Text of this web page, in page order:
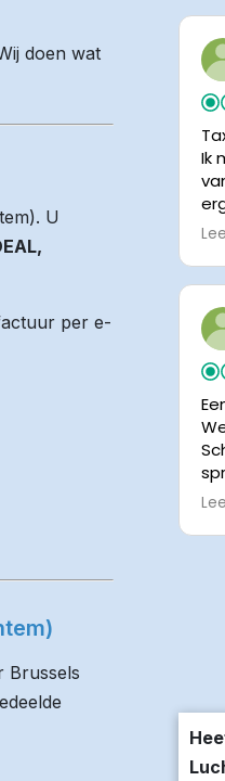
doen wat
U
per e-
Brussels
Ik